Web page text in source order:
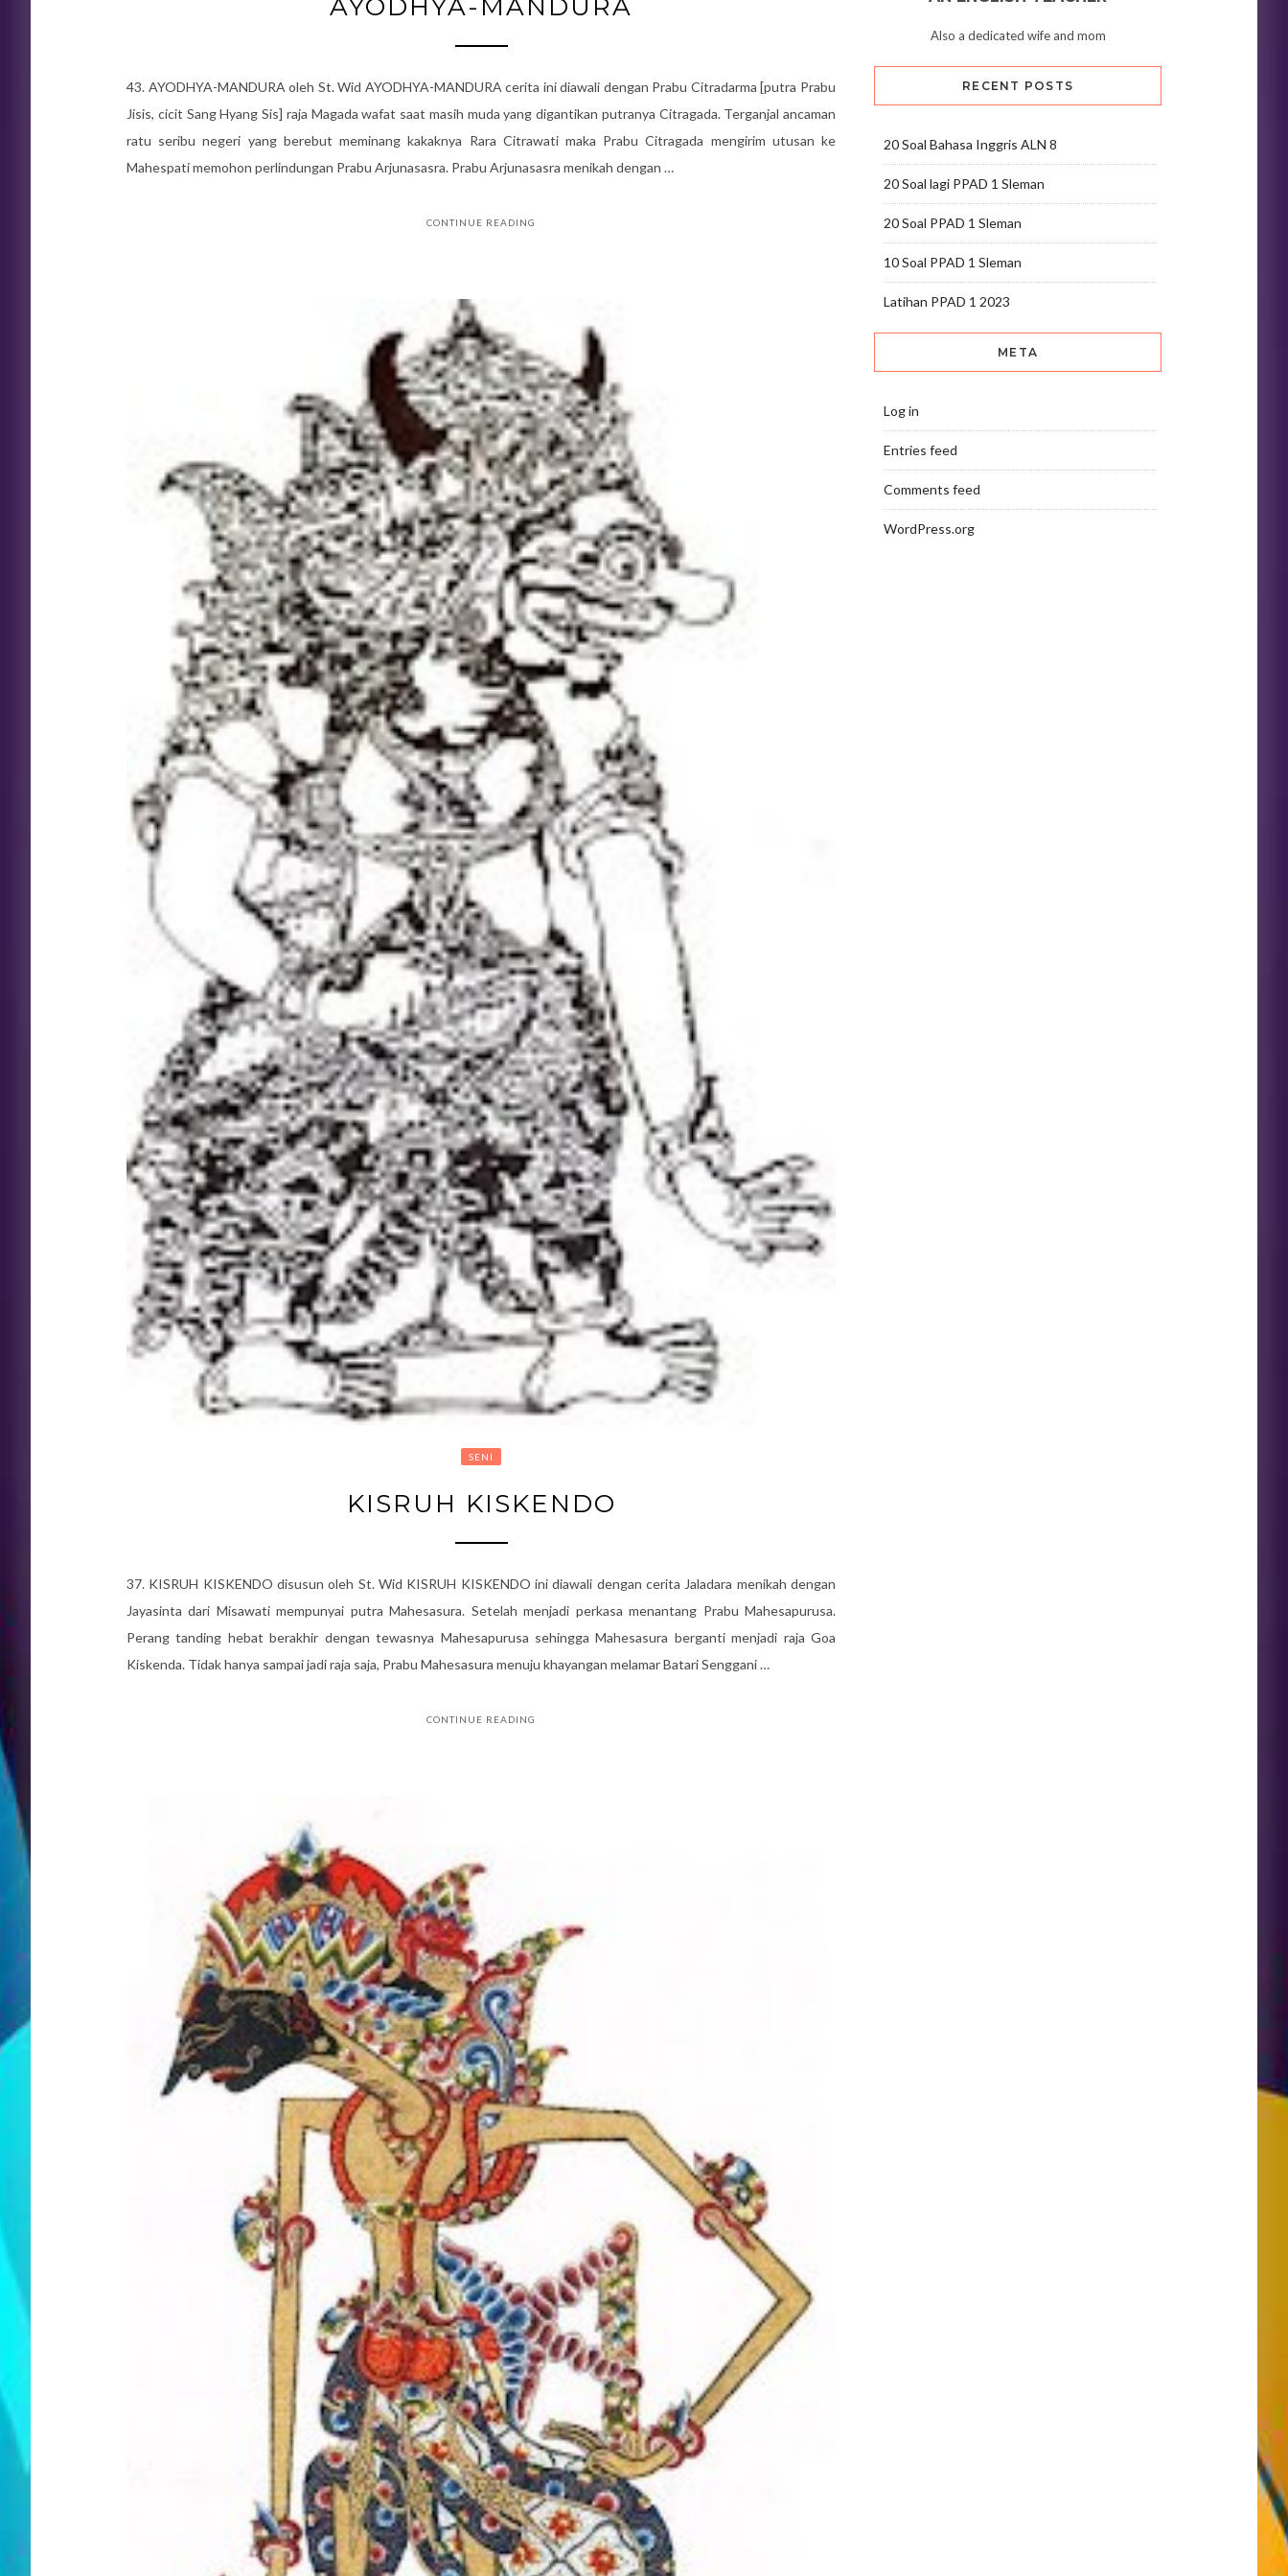
AYODHYA-MANDURA
43. AYODHYA-MANDURA oleh St. Wid AYODHYA-MANDURA cerita ini diawali dengan Prabu Citradarma [putra Prabu
Jisis, cicit Sang Hyang Sis] raja Magada wafat saat masih muda yang digantikan putranya Citragada. Terganjal ancaman
ratu seribu negeri yang berebut meminang kakaknya Rara Citrawati maka Prabu Citragada mengirim utusan ke
Mahespati memohon perlindungan Prabu Arjunasasra. Prabu Arjunasasra menikah dengan …
CONTINUE READING
SENI
KISRUH KISKENDO
37. KISRUH KISKENDO disusun oleh St. Wid KISRUH KISKENDO ini diawali dengan cerita Jaladara menikah dengan
Jayasinta dari Misawati mempunyai putra Mahesasura. Setelah menjadi perkasa menantang Prabu Mahesapurusa.
Perang tanding hebat berakhir dengan tewasnya Mahesapurusa sehingga Mahesasura berganti menjadi raja Goa
Kiskenda. Tidak hanya sampai jadi raja saja, Prabu Mahesasura menuju khayangan melamar Batari Senggani …
CONTINUE READING
Also a dedicated wife and mom
RECENT POSTS
20 Soal Bahasa Inggris ALN 8
20 Soal lagi PPAD 1 Sleman
20 Soal PPAD 1 Sleman
10 Soal PPAD 1 Sleman
Latihan PPAD 1 2023
META
Log in
Entries feed
Comments feed
WordPress.org